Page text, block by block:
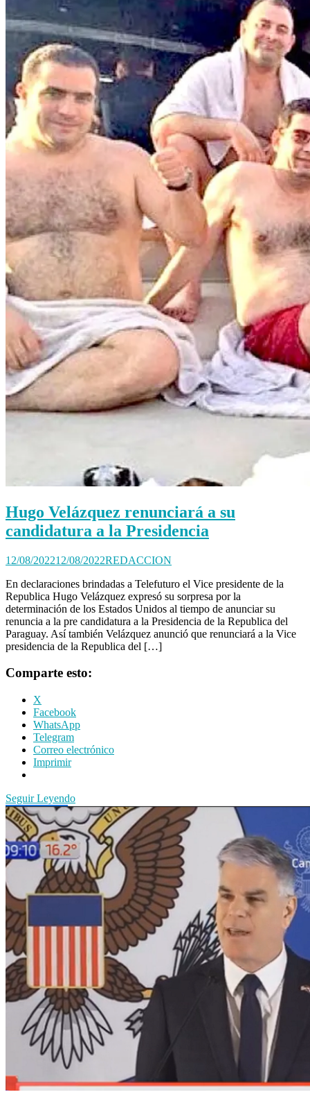
Hugo Velázquez renunciará a su
candidatura a la Presidencia
12/08/202212/08/2022REDACCION
En declaraciones brindadas a Telefuturo el Vice presidente de la
Republica Hugo Velázquez expresó su sorpresa por la
determinación de los Estados Unidos al tiempo de anunciar su
renuncia a la pre candidatura a la Presidencia de la Republica del
Paraguay. Así también Velázquez anunció que renunciará a la Vice
presidencia de la Republica del […]
Comparte esto:
X
Facebook
WhatsApp
Telegram
Correo electrónico
Imprimir
Seguir Leyendo